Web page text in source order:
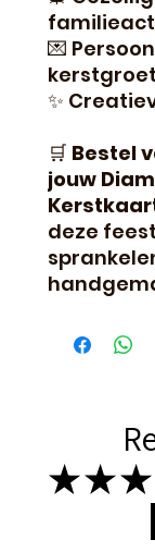
💌
✨
🛒 Bestel
jouw
deze
★★★